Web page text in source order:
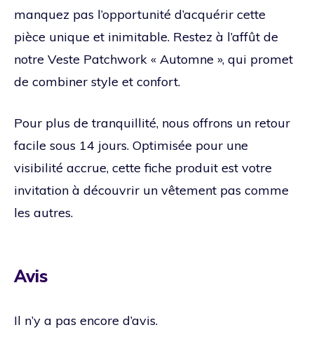
manquez pas l’opportunité d’acquérir cette
pièce unique et inimitable. Restez à l’affût de
notre Veste Patchwork « Automne », qui promet
de combiner style et confort.
Pour plus de tranquillité, nous offrons un retour
facile sous 14 jours. Optimisée pour une
visibilité accrue, cette fiche produit est votre
invitation à découvrir un vêtement pas comme
les autres.
Avis
Il n’y a pas encore d’avis.